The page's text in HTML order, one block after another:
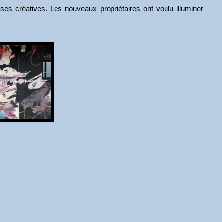
créatives. Les nouveaux propriétaires ont voulu illuminer